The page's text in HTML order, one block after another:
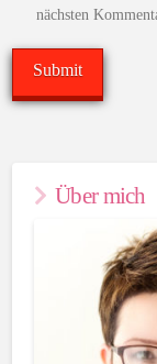
nächsten
Über mich